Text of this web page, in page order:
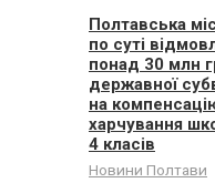
Полтавська
по суті
понад 30 млн
державної
на
харчування
4 класів
Новини Полтави